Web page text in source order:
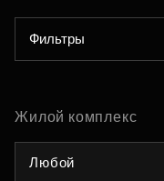
Фильтры
Жилой комплекс
Любой